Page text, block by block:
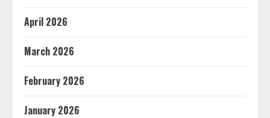
April 2026
March 2026
February 2026
January 2026